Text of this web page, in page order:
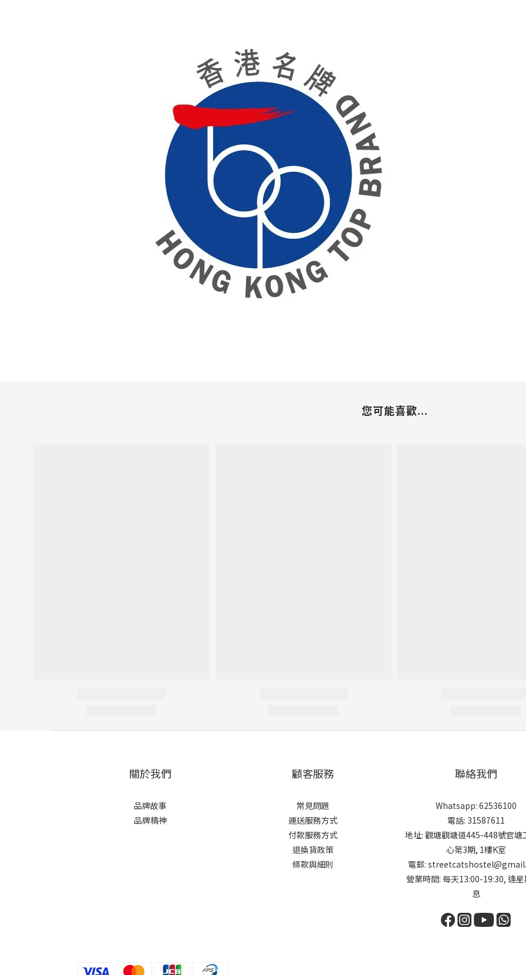
您可能喜歡...
關於我們
品牌故事
品牌精神
顧客服務
常見問題
運送服務方式
付款服務方式
退換貨政策
條款與細則
聯絡我們
Whatsapp: 62536100
電話: 31587611
地址: 觀塘觀塘道445-448號官塘
心第3期, 1樓K室
電郵:
營業時間: 每天13:00-19:30, 逢
息